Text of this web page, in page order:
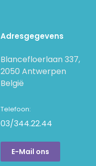
Adresgegevens
Blancefloerlaan 337,
2050 Antwerpen
België
Telefoon:
03/344.22.44
E-Mail ons